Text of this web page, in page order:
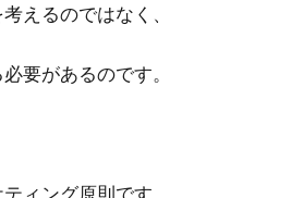
えるのではなく、
要があるのです。
ィング原則です。